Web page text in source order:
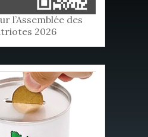
l’Assemblée des
2026